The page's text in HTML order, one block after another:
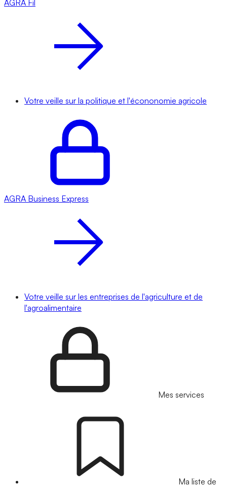
AGRA Fil
Votre veille sur la politique et l'écononomie agricole
AGRA Business Express
Votre veille sur les entreprises de l'agriculture et de
l'agroalimentaire
Mes services
Ma liste de